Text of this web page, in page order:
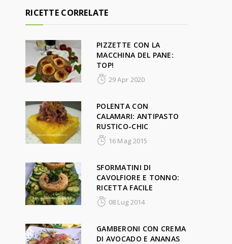
RICETTE CORRELATE
PIZZETTE CON LA
MACCHINA DEL PANE:
TOP!
29 Apr 2020
POLENTA CON
CALAMARI: ANTIPASTO
RUSTICO-CHIC
16 Mag 2015
SFORMATINI DI
CAVOLFIORE E TONNO:
RICETTA FACILE
08 Lug 2014
GAMBERONI CON CREMA
DI AVOCADO E ANANAS